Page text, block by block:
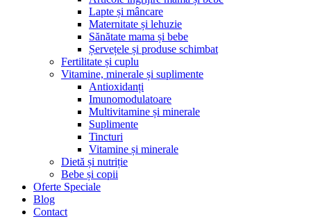
Lapte și mâncare
Maternitate și lehuzie
Sănătate mama și bebe
Șervețele și produse schimbat
Fertilitate și cuplu
Vitamine, minerale și suplimente
Antioxidanți
Imunomodulatoare
Multivitamine și minerale
Suplimente
Tincturi
Vitamine și minerale
Dietă și nutriție
Bebe și copii
Oferte Speciale
Blog
Contact